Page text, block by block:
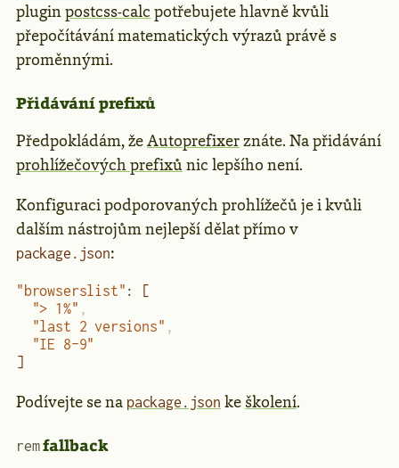
pluginpostcss-calc potřebujete hlavně kvůli
přepočítávání matematických výrazů právě s
proměnnými.
Přidávání prefixů
Předpokládám, žeAutoprefixerznáte. Na přidávání
prohlížečových prefixů nic lepšího není.
Konfiguraci podporovaných prohlížečů je i kvůli
dalším nástrojům nejlepší dělat přímo v
package.json:
"browserslist" : [
  "> 1%"
,
  "last 2 versions"
,
  "IE 8-9"
]
Podívejte se na package.json ke školení.
remfallback